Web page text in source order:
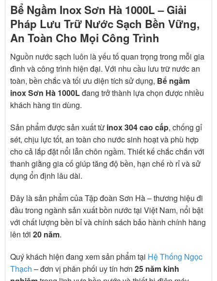
Bể Ngầm Inox Sơn Hà 1000L – Giải
Pháp Lưu Trữ Nước Sạch Bền Vững,
An Toàn Cho Mọi Công Trình
Nguồn nước sạch luôn là yếu tố quan trọng trong mỗi gia
đình và công trình hiện đại. Với nhu cầu lưu trữ nước an
toàn, bền chắc và tối ưu diện tích sử dụng, Bể ngầm
inox Sơn Hà 1000Lđang trở thành lựa chọn được nhiều
khách hàng tin dùng.
Sản phẩm được sản xuất từ inox 304 cao cấp, chống gỉ
sét, chịu lực tốt, an toàn cho nước sinh hoạt và phù hợp
cho cả lắp đặt nổi lẫn chôn ngầm. Thiết kế chắc chắn với
thanh giằng gia cố giúp tăng độ bền, hạn chế rò rỉ và sử
dụng ổn định lâu dài.
Đây là sản phẩm củaTập đoàn Sơn Hà– thương hiệu đi
đầu trong ngành sản xuất bồn nước tại Việt Nam, nổi bật
với chất lượng bền bỉ và chính sách bảo hành chính hãng
lên tới 20 năm.
Quý khách hiện đang xem sản phẩm tại Hệ Thống Ngọc
Thạch – đơn vị phân phối uy tín hơn 25 năm kinh